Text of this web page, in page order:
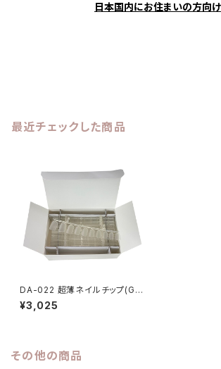
日本国内にお住まいの方向け
最近チェックした商品
DA-022 超薄ネイルチップ(Gタ
イプ・手用・クリア) 1箱200枚
¥3,025
その他の商品